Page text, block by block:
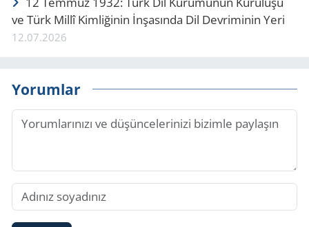
ve Türk Millî Kim­li­ği­nin İnşa­sın­da Dil Dev­ri­mi­nin Yeri
12.07.2026
Yorumlar